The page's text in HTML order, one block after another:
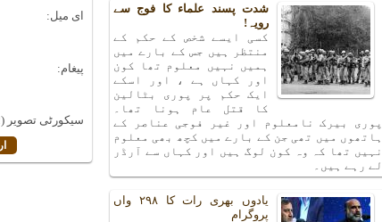
ای میل:
پیغام:
سیکورٹی تصویر (2 + 5) :
شدت پسند علماء کا فوج سے
رویہ!
کسی ایسے شخص کے حکم کے
منتظر ہیں جس کے بارے میں
ہمیں نہیں معلوم تھا کون
اور کہاں ہے ، اور اسکے
ایک حکم پر پوری بٹالین
کا قتل عام ہونا تھا۔
پوری بیرک نامعلوم اور غیر فوجی عناصر کے
ہاتھوں میں تھی جن کے بارے میں کچھ بھی معلوم
نہیں تھا کہ وہ کون لوگ ہیں اور کہاں سے آرڈر
لے رہے ہیں۔
یادوں بھری رات کا ۲۹۸ واں
پروگرام